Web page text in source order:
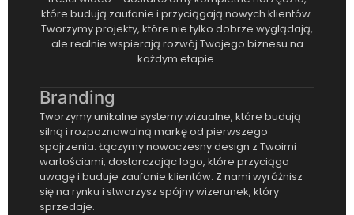
które budują zaufanie i przyciągają nowych klientów.
Tworzymy projekty, które nie tylko dobrze wyglądają,
ale realnie wspierają rozwój Twojego biznesu na
każdym etapie.
Branding
Tworzymy unikalne systemy wizualne, które budują
silną i rozpoznawalną markę od pierwszego
spojrzenia. Łączymy nowoczesny design z Twoimi
wartościami, dostarczając logo, które przyciąga
uwagę i buduje zaufanie klientów. Z nami wyróżnisz
się na rynku i stworzysz spójny wizerunek, który
sprzedaje.